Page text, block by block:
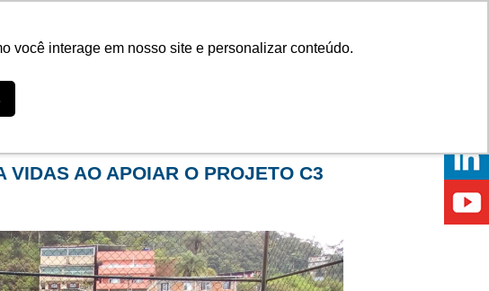
você interage em nosso site e personalizar conteúdo.
VIDAS AO APOIAR O PROJETO C3